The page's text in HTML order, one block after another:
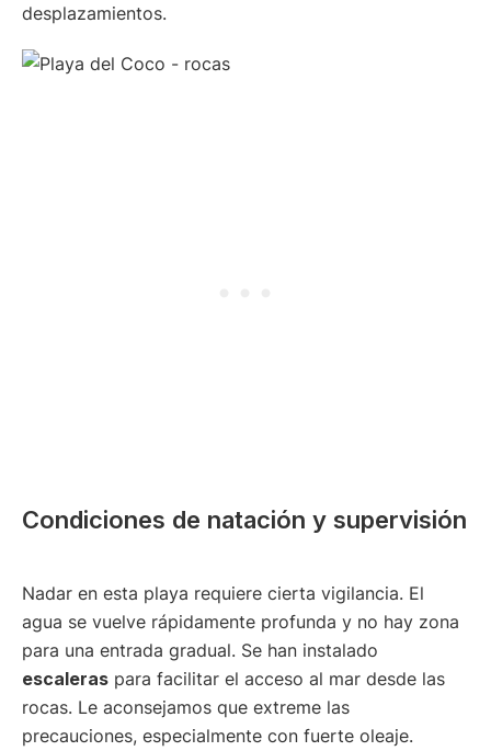
desplazamientos.
Condiciones de natación y supervisión
Nadar en esta playa requiere cierta vigilancia. El
agua se vuelve rápidamente profunda y no hay zona
para una entrada gradual. Se han instalado
escaleras para facilitar el acceso al mar desde las
rocas. Le aconsejamos que extreme las
precauciones, especialmente con fuerte oleaje.